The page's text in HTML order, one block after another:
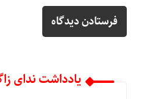
یادداشت ندای